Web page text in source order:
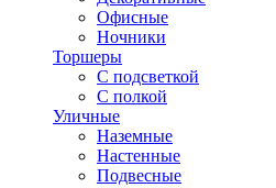
Офисные
Ночники
Торшеры
С подсветкой
С полкой
Уличные
Наземные
Настенные
Подвесные